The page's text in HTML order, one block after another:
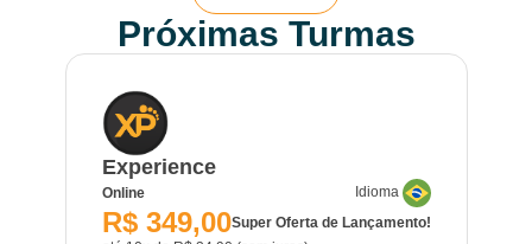
Próximas Turmas
Experience
Online Idioma
R$ 349,00Super Oferta de Lançamento!